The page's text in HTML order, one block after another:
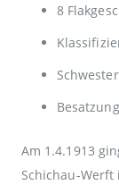
8
Am 1.4.1913
Schichau-Werft